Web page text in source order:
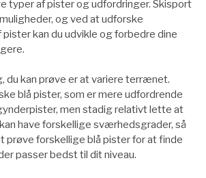
typer af pister og udfordringer. Skisport
og ved at udforske
kan du udvikle og forbedre dine
du kan prøve er at variere terrænet.
blå pister, som er mere udfordrende
men stadig relativt lette at
have forskellige sværhedsgrader, så
prøve forskellige blå pister for at finde
passer bedst til dit niveau.